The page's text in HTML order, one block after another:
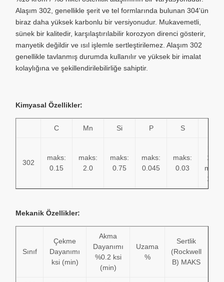
Alaşım 302, genellikle şerit ve tel formlarında bulunan 304'ün
biraz daha yüksek karbonlu bir versiyonudur. Mukavemetli,
sünek bir kalitedir, karşılaştırılabilir korozyon direnci gösterir,
manyetik değildir ve ısıl işlemle sertleştirilemez. Alaşım 302
genellikle tavlanmış durumda kullanılır ve yüksek bir imalat
kolaylığına ve şekillendirilebilirliğe sahiptir.
Kimyasal Özellikler:
C Mn Si P S
302
maks:
0.15
maks:
2.0
maks:
0.75
maks:
0.045
maks:
0.03
17.0
maks:
19.0
Mekanik Özellikler:
Sınıf
Çekme
Dayanımı
ksi (min)
Akma
Dayanımı
%0.2 ksi
(min)
Uzama
%
Sertlik
(Rockwell
B) MAKS